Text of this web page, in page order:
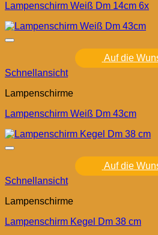
Lampenschirm Weiß Dm 14cm 6x
Auf die
Schnellansicht
Lampenschirme
Lampenschirm Weiß Dm 43cm
Auf die
Schnellansicht
Lampenschirme
Lampenschirm Kegel Dm 38 cm